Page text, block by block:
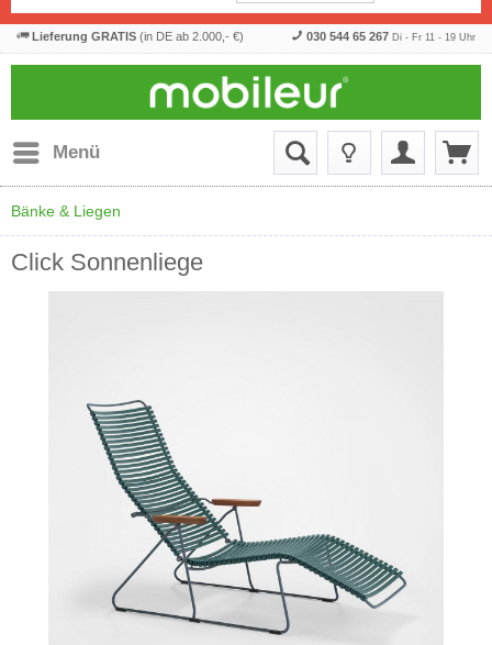
Lieferung GRATIS (in DE ab 2.000,- €) 030 544 65 267 Di - Fr 11 - 19 Uhr
Menü
Bänke & Liegen
Click Sonnenliege